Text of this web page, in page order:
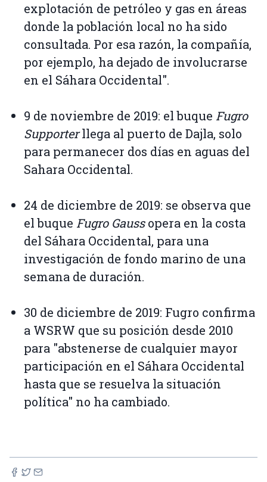
explotación de petróleo y gas en áreas
donde la población local no ha sido
consultada. Por esa razón, la compañía,
por ejemplo, ha dejado de involucrarse
en el Sáhara Occidental".
9 de noviembre de 2019: el buque Fugro
Supporterllega al puerto de Dajla, solo
para permanecer dos días en aguas del
Sahara Occidental.
24 de diciembre de 2019: se observa que
el buque Fugro Gaussopera en la costa
del Sáhara Occidental, para una
investigación de fondo marino de una
semana de duración.
30 de diciembre de 2019: Fugro confirma
a WSRW que su posición desde 2010
para "abstenerse de cualquier mayor
participación en el Sáhara Occidental
hasta que se resuelva la situación
política" no ha cambiado.